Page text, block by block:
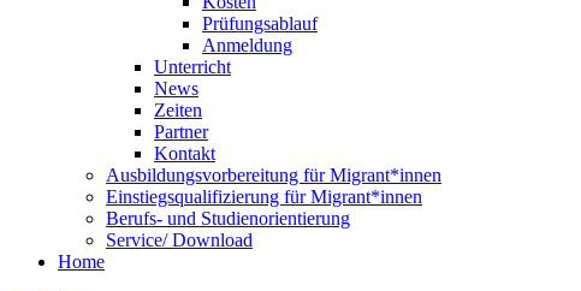
Prüfungsablauf
Anmeldung
Unterricht
News
Zeiten
Partner
Kontakt
Ausbildungsvorbereitung für Migrant*innen
Einstiegsqualifizierung für Migrant*innen
Berufs- und Studienorientierung
Service/ Download
Home